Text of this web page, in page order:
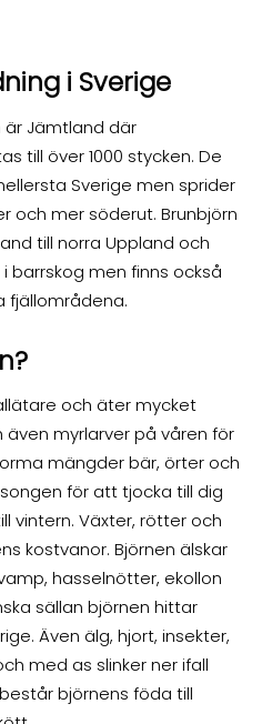
i Sverige
är Jämtland där
till över 1000 stycken. De
Sverige men sprider
och mer söderut. Brunbjörn
till norra Uppland och
barrskog men finns också
fjällområdena.
och äter mycket
myrlarver på våren för
mängder bär, örter och
för att tjocka till dig
vintern. Växter, rötter och
kostvanor. Björnen älskar
hasselnötter, ekollon
sällan björnen hittar
Även älg, hjort, insekter,
med as slinker ner ifall
björnens föda till